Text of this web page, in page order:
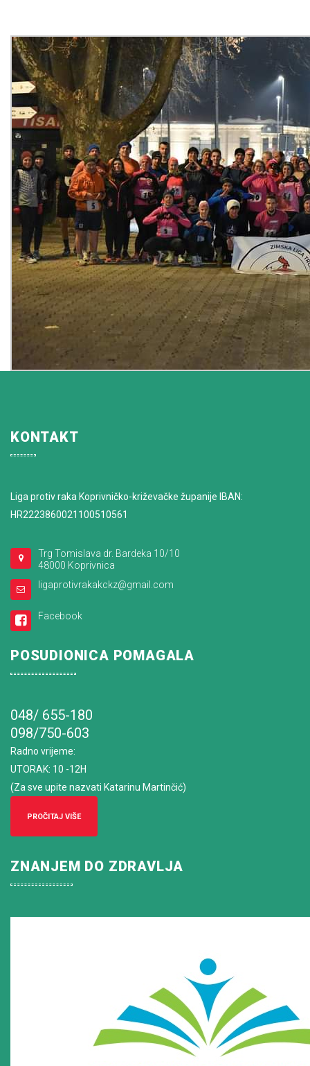
KONTAKT
Liga protiv raka Koprivničko-križevačke županije IBAN:
HR2223860021100510561
Trg Tomislava dr. Bardeka 10/10
48000 Koprivnica
ligaprotivrakakckz@gmail.com
Facebook
POSUDIONICA POMAGALA
048/ 655-180
098/750-603
Radno vrijeme:
UTORAK: 10 -12H
(Za sve upite nazvati Katarinu Martinčić)
PROČITAJ VIŠE
ZNANJEM DO ZDRAVLJA